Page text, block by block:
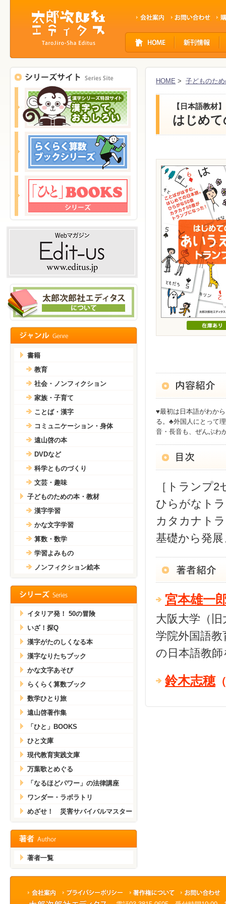
ト
ナ
ー
シ
ョ
HOME > 子どものた
【日本語教材】
はじめ
♥最初は日本語がわか
る。♣外国人にとって
音・長音も、ぜんぶわ
［トランプ
ひらがなト
カタカナト
基礎から発
宮本雄一
大阪大学（
学院外国語
の日本語教
鈴木志穂
書籍
教育
社会・ノンフィクション
家族・子育て
ことば・漢字
コミュニケーション・身体
遠山啓の本
DVDなど
科学とものづくり
文芸・趣味
子どものための本・教材
漢字学習
かな文字学習
算数・数学
学習よみもの
ノンフィクション絵本
イタリア発！ 50の冒険
いざ！探Q
漢字がたのしくなる本
漢字なりたちブック
かな文字あそび
らくらく算数ブック
数学ひとり旅
遠山啓著作集
「ひと」BOOKS
ひと文庫
現代教育実践文庫
万葉歌とめぐる
「なるほどパワー」の法律講座
ワンダー・ラボラトリ
めざせ！ 災害サバイバルマスター
著者一覧